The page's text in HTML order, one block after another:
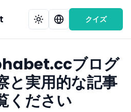
クイズ
ブログ
と実用的な記事
ください